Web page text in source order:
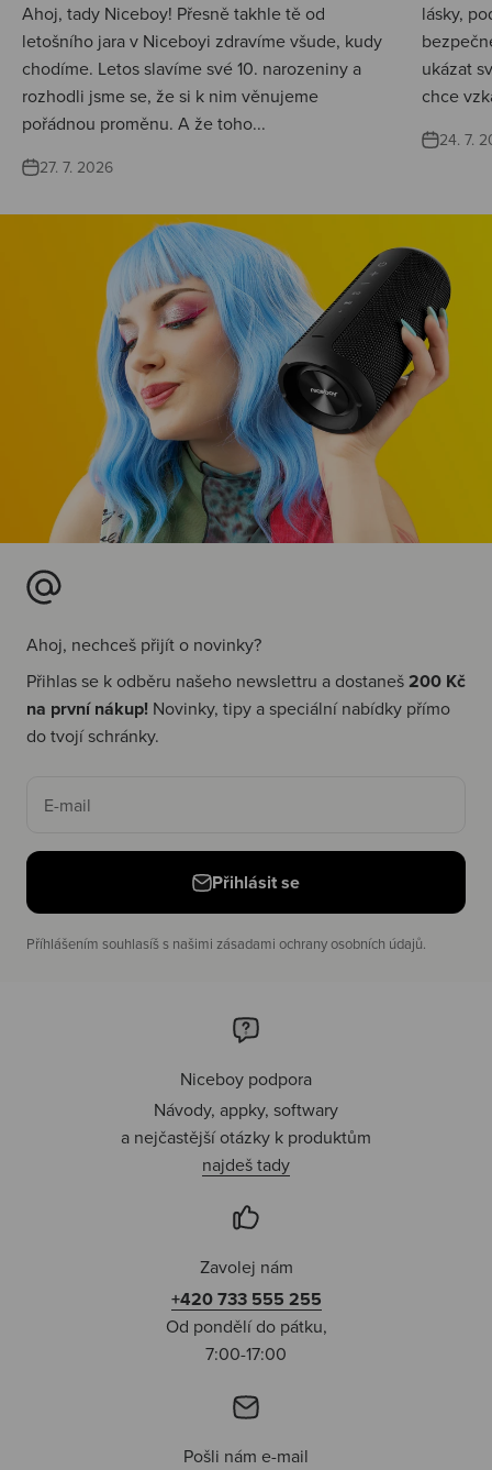
Ahoj, tady Niceboy! Přesně takhle tě od
letošního jara v Niceboyi zdravíme všude, kudy
chodíme. Letos slavíme své 10. narozeniny a
rozhodli jsme se, že si k nim věnujeme
pořádnou proměnu. A že toho...
27. 7. 2026
lásky,
ukázat
chce
24. 7.
Ahoj, nechceš přijít o novinky?
Přihlas se k odběru našeho newslettru a dostaneš200 Kč
na první nákup! Novinky, tipy a speciální nabídky přímo
do tvojí schránky.
E-mail
Přihlásit se
Příhlášením souhlasíš s našimi zásadami ochrany osobních údajů.
Niceboy podpora
Návody, appky, softwary
a nejčastější otázky k produktům
najdeš tady
Zavolej nám
+420 733 555 255
Od pondělí do pátku,
7:00-17:00
Pošli nám e-mail